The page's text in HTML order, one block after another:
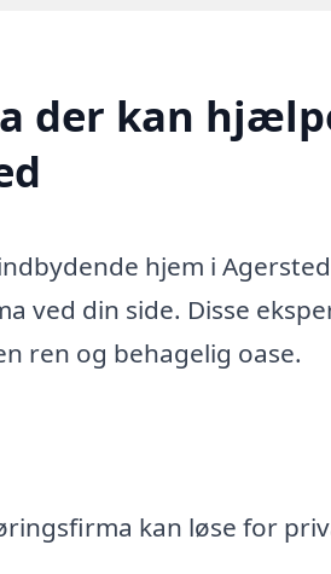
der kan
hjem i
ved din side. Disse
ren og behagelig oase.
kan løse for